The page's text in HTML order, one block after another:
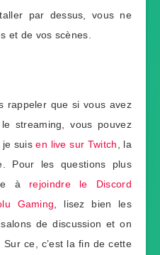
par dessus, vous ne
et de vos scènes.
rappeler que si vous avez
streaming, vous pouvez
je suisen live sur Twitch , la
Pour les questions plus
à rejoindre le Discord
Gaming , lisez bien les
de discussion et on
ce, c’est la fin de cette